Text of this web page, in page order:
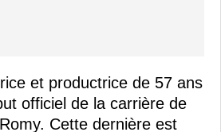
et productrice de 57 ans
officiel de la carrière de
Cette dernière est